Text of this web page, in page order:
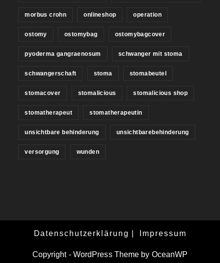
morbus crohn onlineshop operation
ostomy ostomybag ostomybagcover
pyoderma gangraenosum schwanger mit stoma
schwangerschaft stoma stomabeutel
stomacover stomalicious stomalicious shop
stomatherapeut stomatherapeutin
unsichtbare behinderung unsichtbarebehinderung
versorgung wunden
Datenschutzerklärung Impressum
Copyright - WordPress Theme by OceanWP